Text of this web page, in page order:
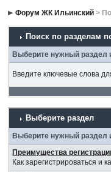
Форум ЖК Ильинский >
Поиск по разделам
Выберите нужный раздел
Введите ключевые слова
Выберите раздел
Выберите нужный раздел
Преимущества
Как зарегистрироваться и